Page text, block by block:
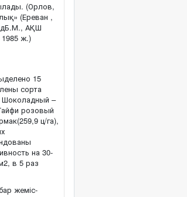
(Орлов,
(Ереван ,
АҚШ
1985 ж.)
15
сорта
Шоколадный –
розовый
ц/га),
на 30-
в 5 раз
жеміс-